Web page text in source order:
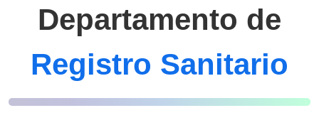
Departamento de
Registro Sanitario